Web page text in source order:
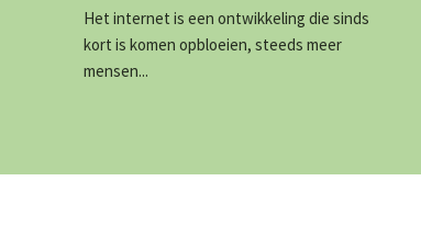
Het internet is een ontwikkeling die sinds
kort is komen opbloeien, steeds meer
mensen...